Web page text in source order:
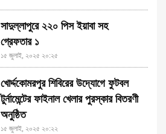
সাদুল্লাপুরে ২২০ পিস ইয়াবা সহ
গ্রেফতার ১
১৫ জুলাই, ২০২৫ ২০:২৫
খোর্দ্দকোমরপুর শিবিরের উদ্যোগে ফুটবল
টুর্নামেন্টের ফাইনাল খেলার পুরস্কার বিতরণী
অনুষ্ঠিত
১৫ জুলাই, ২০২৫ ২০:২২